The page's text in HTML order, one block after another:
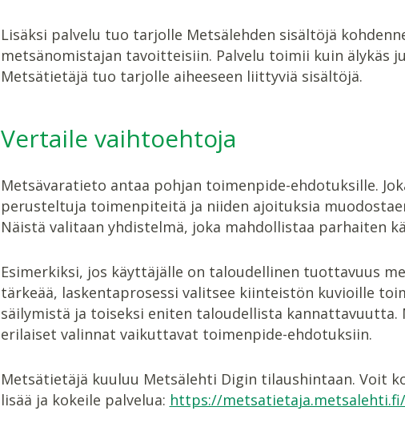
Lisäksi palvelu tuo tarjolle Metsälehden sisältöjä
metsänomistajan tavoitteisiin. Palvelu toimii kuin älykäs
Metsätietäjä tuo tarjolle aiheeseen liittyviä sisältöjä.
Vertaile vaihtoehtoja
Metsävaratieto antaa pohjan toimenpide-ehdotuksille.
perusteltuja toimenpiteitä ja niiden ajoituksia
Näistä valitaan yhdistelmä, joka mahdollistaa parhaiten
Esimerkiksi, jos käyttäjälle on taloudellinen tuottavuus
tärkeää, laskentaprosessi valitsee kiinteistön kuvioille
säilymistä ja toiseksi eniten taloudellista
erilaiset valinnat vaikuttavat toimenpide-ehdotuksiin.
Metsätietäjä kuuluu Metsälehti Digin tilaushintaan. Voit
lisää ja kokeile palvelua: https://metsatietaja.metsalehti.fi/